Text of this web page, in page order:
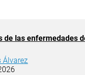
las enfermedades
Álvarez